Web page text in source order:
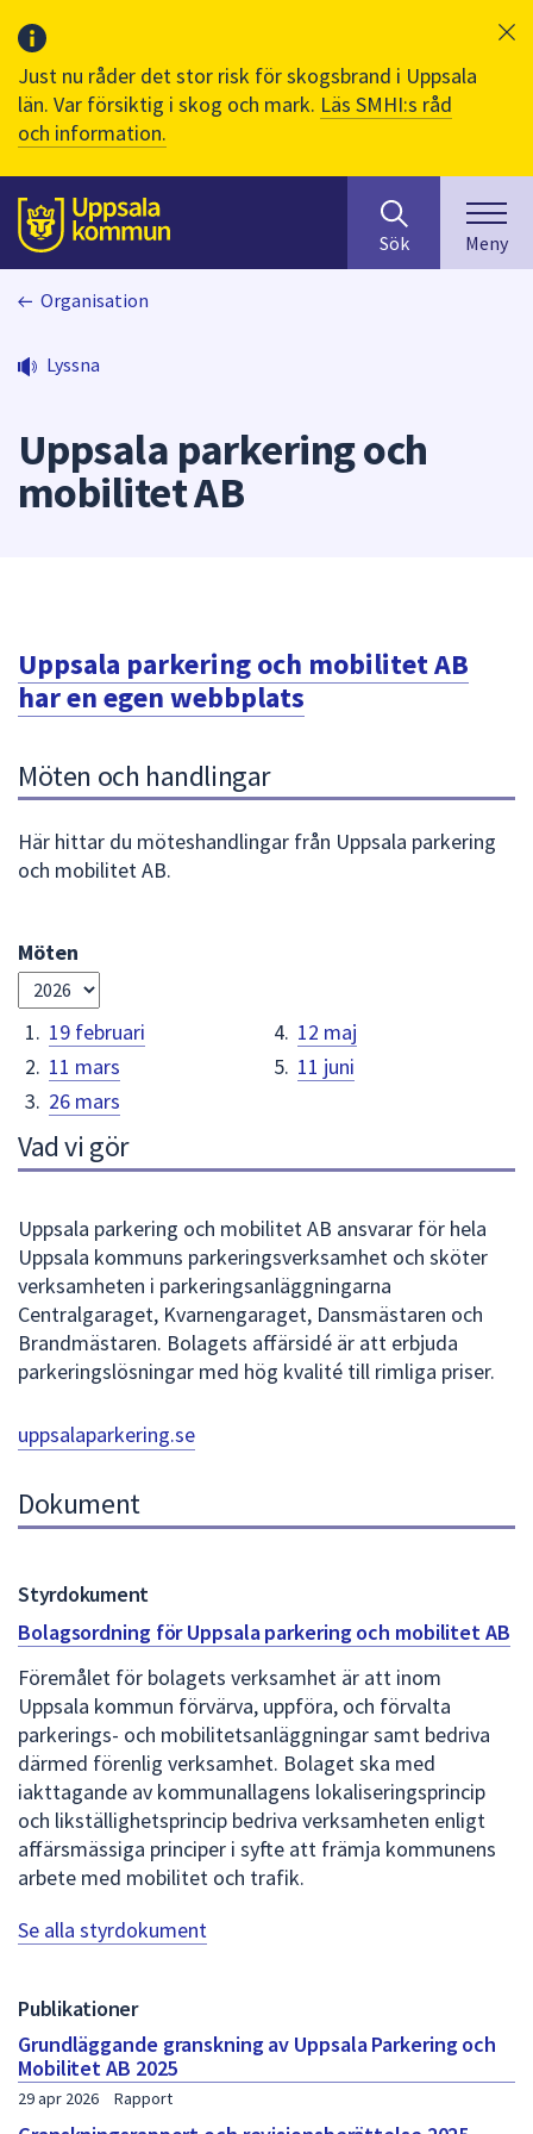
Just nu råder det stor risk för skogsbrand i Uppsala
län. Var försiktig i skog och mark. Läs SMHI:s råd
och information.
Till sidans
huvudinnehåll
efter
innehåll
på
i
sökfältet
fältet.
Använd
sökförslagen
något
av
dem.
Sök Meny
Organisation
Lyssna
Uppsala parkering och
mobilitet AB
Uppsala parkering och mobilitet AB
har en egen webbplats
Möten och handlingar
Här hittar du möteshandlingar från Uppsala parkering
och mobilitet AB.
Möten
Välj
år
19 februari
11 mars
26 mars
12 maj
11 juni
Vad vi gör
Uppsala parkering och mobilitet AB ansvarar för hela
Uppsala kommuns parkeringsverksamhet och sköter
verksamheten i parkeringsanläggningarna
Centralgaraget, Kvarnengaraget, Dansmästaren och
Brandmästaren. Bolagets affärsidé är att erbjuda
parkeringslösningar med hög kvalité till rimliga priser.
uppsalaparkering.se
Dokument
Styrdokument
Bolagsordning för Uppsala parkering och mobilitet AB
Föremålet för bolagets verksamhet är att inom
Uppsala kommun förvärva, uppföra, och förvalta
parkerings- och mobilitetsanläggningar samt bedriva
därmed förenlig verksamhet. Bolaget ska med
iakttagande av kommunallagens lokaliseringsprincip
och likställighetsprincip bedriva verksamheten enligt
affärsmässiga principer i syfte att främja kommunens
arbete med mobilitet och trafik.
Se alla styrdokument
Publikationer
Grundläggande granskning av Uppsala Parkering och
Mobilitet AB 2025
29 apr 2026 Rapport